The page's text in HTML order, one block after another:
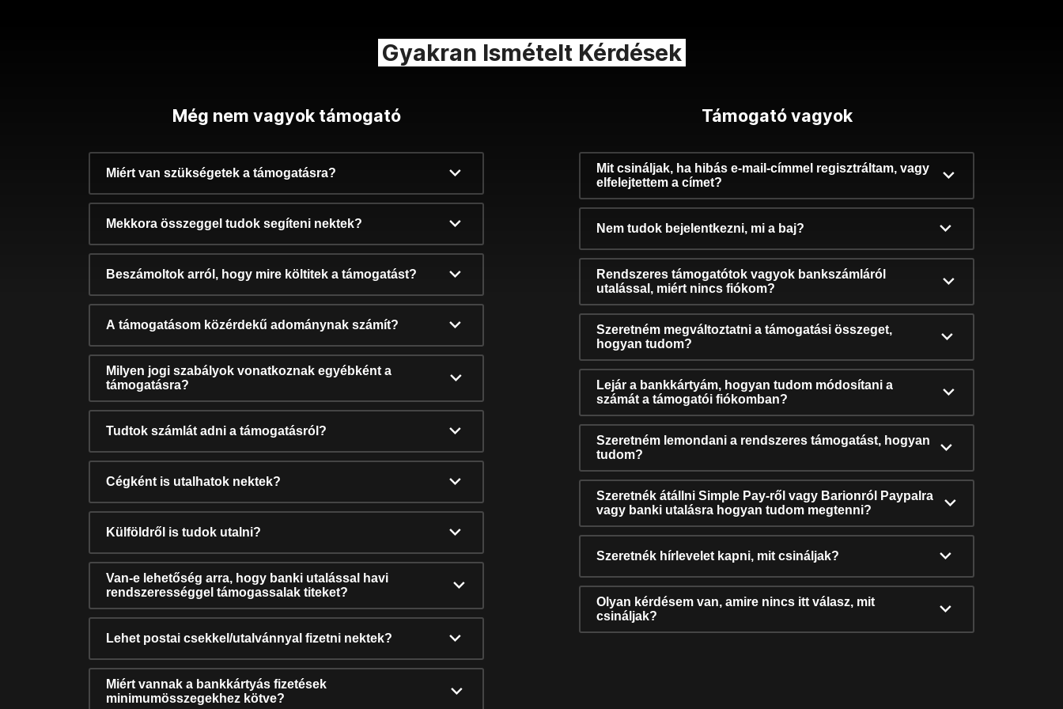
Gyakran Ismételt Kérdések
Még nem vagyok támogató
Miért van szükségetek a támogatásra?
Mekkora összeggel tudok segíteni nektek?
Beszámoltok arról, hogy mire költitek a támogatást?
A támogatásom közérdekű adománynak számít?
Milyen jogi szabályok vonatkoznak egyébként a
támogatásra?
Tudtok számlát adni a támogatásról?
Cégként is utalhatok nektek?
Külföldről is tudok utalni?
Van-e lehetőség arra, hogy banki utalással havi
rendszerességgel támogassalak titeket?
Lehet postai csekkel/utalvánnyal fizetni nektek?
Miért vannak a bankkártyás fizetések
minimumösszegekhez kötve?
Támogató vagyok
Mit csináljak, ha hibás e-mail-címmel regisztráltam, vagy
elfelejtettem a címet?
Nem tudok bejelentkezni, mi a baj?
Rendszeres támogatótok vagyok bankszámláról
utalással, miért nincs fiókom?
Szeretném megváltoztatni a támogatási összeget,
hogyan tudom?
Lejár a bankkártyám, hogyan tudom módosítani a
számát a támogatói fiókomban?
Szeretném lemondani a rendszeres támogatást, hogyan
tudom?
Szeretnék átállni Simple Pay-ről vagy Barionról Paypalra
vagy banki utalásra hogyan tudom megtenni?
Szeretnék hírlevelet kapni, mit csináljak?
Olyan kérdésem van, amire nincs itt válasz, mit
csináljak?